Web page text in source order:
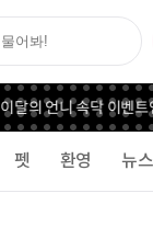
의 언니 속닥 이벤트
펫 환영 뉴스